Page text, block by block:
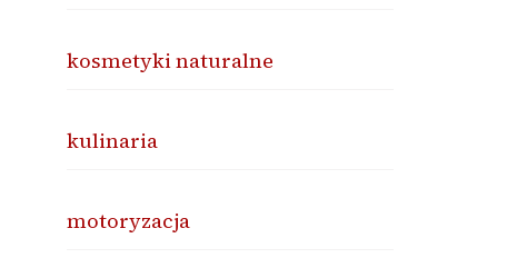
kosmetyki naturalne
kulinaria
motoryzacja